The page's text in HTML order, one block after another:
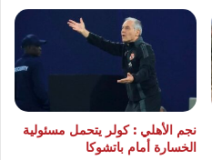
نجم الأهلي : كولر يتحمل مسئولية
الخسارة أمام باتشوكا